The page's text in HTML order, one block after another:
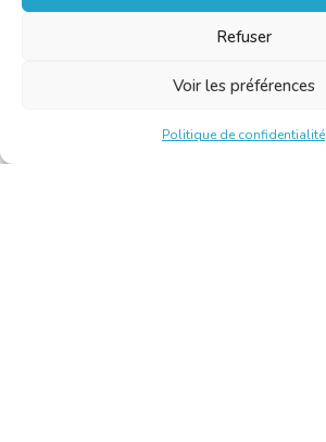
Refuser
Voir les préférences
Politique de confidentialité